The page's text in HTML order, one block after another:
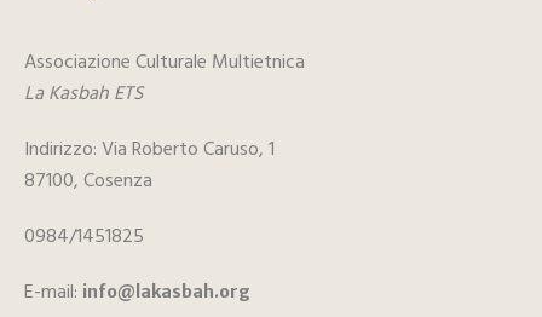
Associazione Culturale Multietnica
La Kasbah ETS
Indirizzo: Via Roberto Caruso, 1
87100, Cosenza
0984/1451825
E-mail: info@lakasbah.org